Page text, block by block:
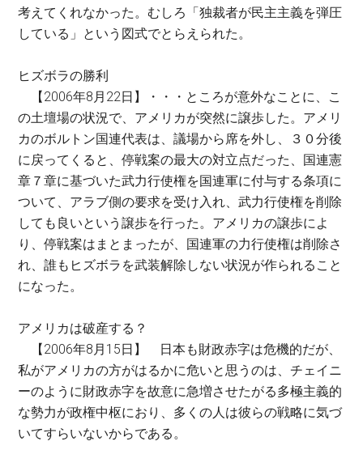
考えてくれなかった。むしろ「独裁者が民主主義を弾圧
している」という図式でとらえられた。
ヒズボラの勝利
【2006年8月22日】・・・ところが意外なことに、こ
の土壇場の状況で、アメリカが突然に譲歩した。アメリ
カのボルトン国連代表は、議場から席を外し、３０分後
に戻ってくると、停戦案の最大の対立点だった、国連憲
章７章に基づいた武力行使権を国連軍に付与する条項に
ついて、アラブ側の要求を受け入れ、武力行使権を削除
しても良いという譲歩を行った。アメリカの譲歩によ
り、停戦案はまとまったが、国連軍の力行使権は削除さ
れ、誰もヒズボラを武装解除しない状況が作られること
になった。
アメリカは破産する？
【2006年8月15日】 日本も財政赤字は危機的だが、
私がアメリカの方がはるかに危いと思うのは、チェイニ
ーのように財政赤字を故意に急増させたがる多極主義的
な勢力が政権中枢におり、多くの人は彼らの戦略に気づ
いてすらいないからである。